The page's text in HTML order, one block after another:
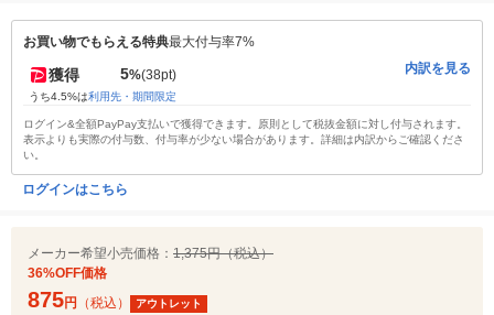
お買い物でもらえる特典最大付与率7%
獲得 5%(38pt)
うち4.5%は利用先・期間限定
内訳を見る
ログイン&全額PayPay支払いで獲得できます。原則として税抜金額に対し付与されます。
表示よりも実際の付与数、付与率が少ない場合があります。詳細は内訳からご確認くださ
い。
ログインはこちら
メーカー希望小売価格： 1,375円（税込）
36%OFF価格
875円 （税込） アウトレット